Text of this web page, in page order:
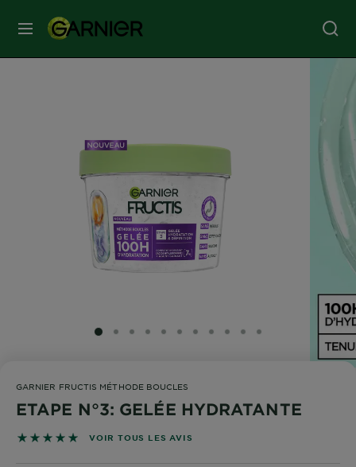
MENU
CHEVEUX
COLORATION
SERVICES
NOS
SLIDE 1
SLIDE 2
SLIDE 3
SLIDE 4
SLIDE 5
SLIDE 6
SLIDE 7
SLIDE 8
SLIDE 9
SLIDE 10
SLIDE 11
GARNIER FRUCTIS MÉTHODE BOUCLES
ETAPE N°3: GELÉE HYDRATANTE
5 sur 5 étoiles basé sur les avis
VOIR TOUS LES AVIS